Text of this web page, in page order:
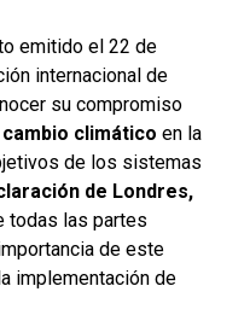
emitido el 22 de
internacional de
su compromiso
cambio climático en la
de los sistemas
de Londres,
todas las partes
de este
implementación de